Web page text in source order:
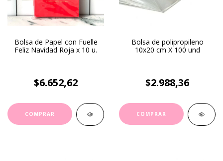
Bolsa de Papel con Fuelle
Feliz Navidad Roja x 10 u.
$6.652,62
Bolsa de polipropileno
10x20 cm X 100 und
$2.988,36